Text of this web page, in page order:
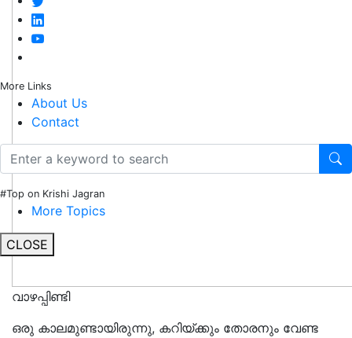
More Links
About Us
Contact
#Top on Krishi Jagran
More Topics
CLOSE
വാഴപ്പിണ്ടി
ഒരു കാലമുണ്ടായിരുന്നു, കറിയ്ക്കും തോരനും വേണ്ട